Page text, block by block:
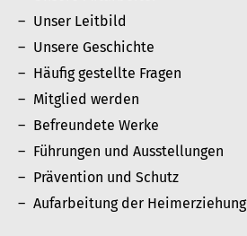
Unser Leitbild
Unsere Geschichte
Häufig gestellte Fragen
Mitglied werden
Befreundete Werke
Führungen und Ausstellungen
Prävention und Schutz
Aufarbeitung der Heimerziehung